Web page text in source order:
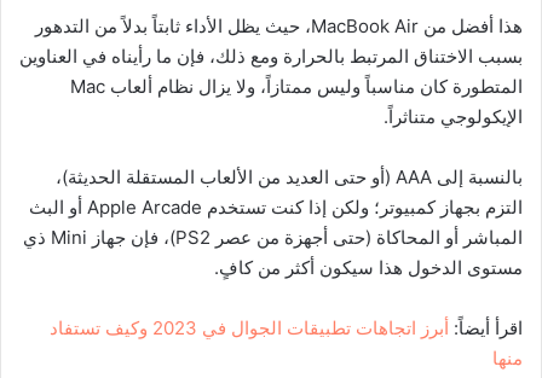
هذا أفضل من MacBook Air، حيث يظل الأداء ثابتاً بدلاً من التدهور
بسبب الاختناق المرتبط بالحرارة ومع ذلك، فإن ما رأيناه في العناوين
المتطورة كان مناسباً وليس ممتازاً، ولا يزال نظام ألعاب Mac
الإيكولوجي متناثراً.
بالنسبة إلى AAA (أو حتى العديد من الألعاب المستقلة الحديثة)،
التزم بجهاز كمبيوتر؛ ولكن إذا كنت تستخدم Apple Arcade أو البث
المباشر أو المحاكاة (حتى أجهزة من عصر PS2)، فإن جهاز Mini ذي
مستوى الدخول هذا سيكون أكثر من كافٍ.
اقرأ أيضاً:
أبرز اتجاهات تطبيقات الجوال في 2023 وكيف تستفاد
منها